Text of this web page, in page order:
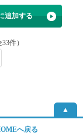
追加する
件）
▲
へ戻る